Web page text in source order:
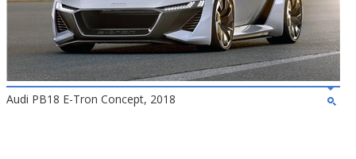
Audi PB18 E-Tron Concept, 2018